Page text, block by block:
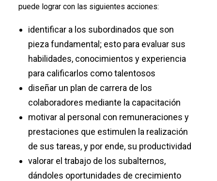
puede lograr con las siguientes acciones:
identificar a los subordinados que son
pieza fundamental; esto para evaluar sus
habilidades, conocimientos y experiencia
para calificarlos como talentosos
diseñar un plan de carrera de los
colaboradores mediante la capacitación
motivar al personal con remuneraciones y
prestaciones que estimulen la realización
de sus tareas, y por ende, su productividad
valorar el trabajo de los subalternos,
dándoles oportunidades de crecimiento